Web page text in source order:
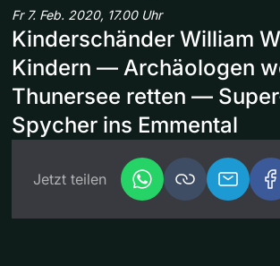
Fr 7. Feb. 2020, 17.00 Uhr
Kinderschänder William
Kindern — Archäologen
Thunersee retten —
Spycher ins Emmental
Jetzt teilen